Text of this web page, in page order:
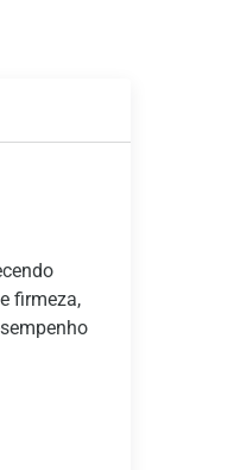
firmeza,